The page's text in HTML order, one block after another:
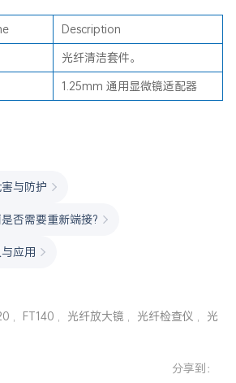
Description
光纤清洁套件。
1.25mm 通用显微镜适配器
与防护
否需要重新端接?
应用
, FT140 , 光纤放大镜 , 光纤检查仪 , 光
分享到：